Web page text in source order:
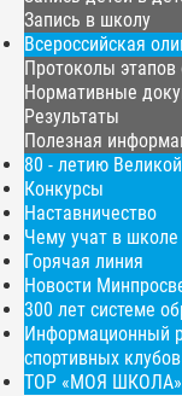
Запись в школу
Всероссийская
Протоколы
Нормативные
Результаты
Полезная
80 - летию
Конкурсы
Наставничество
Чему учат в школе
Горячая линия
Новости
300 лет системе
Информационный
спортивных
ТОР «МОЯ ШКОЛА»